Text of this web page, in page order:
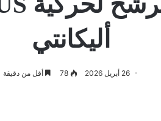
أليكانتي
26 أبريل 2026 78 أقل من دقيقة